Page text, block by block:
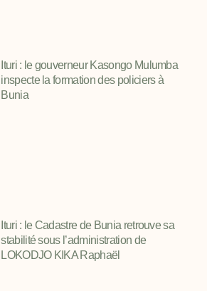
Ituri : le gouverneur Kasongo Mulumba
inspecte la formation des policiers à
Bunia
Ituri : le Cadastre de Bunia retrouve sa
stabilité sous l’administration de
LOKODJO KIKA Raphaël